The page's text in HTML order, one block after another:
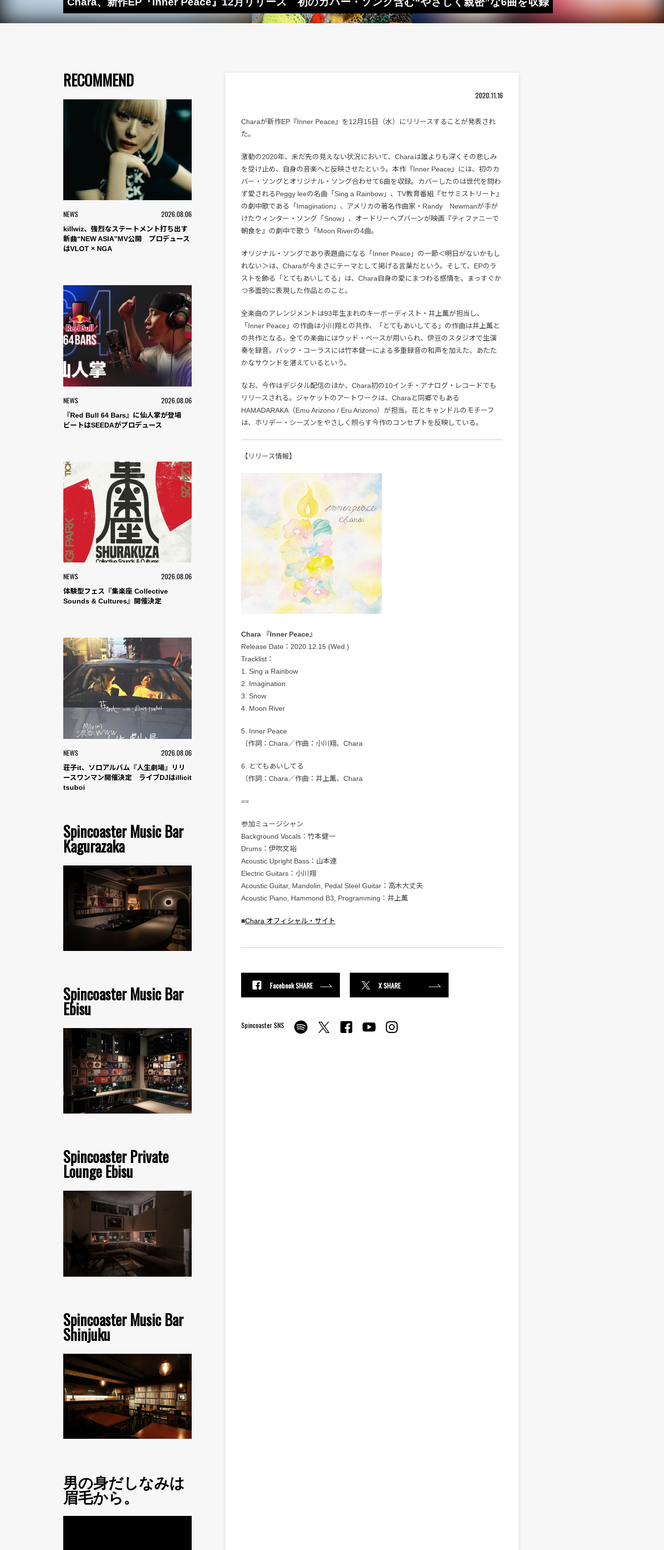
RECOMMEND
NEWS 2026.08.06
killwiz、強烈なステートメント打ち出す
新曲“NEW ASIA”MV公開 プロデュース
はVLOT × NGA
NEWS 2026.08.06
『Red Bull 64 Bars』に仙人掌が登場
ビートはSEEDAがプロデュース
NEWS 2026.08.06
体験型フェス『集楽座 Collective
Sounds & Cultures』開催決定
NEWS 2026.08.06
荘子it、ソロアルバム『人生劇場』リリ
ースワンマン開催決定 ライブDJはillicit
tsuboi
Spincoaster Music Bar
Kagurazaka
Spincoaster Music Bar
Ebisu
Spincoaster Private
Lounge Ebisu
Spincoaster Music Bar
Shinjuku
男の身だしなみは
眉毛から。
2020.11.16
Charaが新作EP『Inner Peace』を12月15日（水）にリリースすることが発表され
た。
激動の2020年、未だ先の見えない状況において、Charaは誰よりも深くその悲しみ
を受け止め、自身の音楽へと反映させたという。本作『Inner Peace』には、初のカ
バー・ソングとオリジナル・ソング合わせて6曲を収録。カバーしたのは世代を問わ
ず愛されるPeggy leeの名曲「Sing a Rainbow」、TV教育番組『セサミストリート』
の劇中歌である「Imagination」、アメリカの著名作曲家・Randy Newmanが手が
けたウィンター・ソング「Snow」、オードリーヘプバーンが映画『ティファニーで
朝食を』の劇中で歌う「Moon Riverの4曲。
オリジナル・ソングであり表題曲になる「Inner Peace」の一節＜明日がないかもし
れない＞は、Charaが今まさにテーマとして掲げる言葉だという。そして、EPのラ
ストを飾る「とてもあいしてる」は、Chara自身の愛にまつわる感情を、まっすぐか
つ多面的に表現した作品とのこと。
全楽曲のアレンジメントは93年生まれのキーボーディスト・井上薫が担当し、
「Inner Peace」の作曲は小川翔との共作、「とてもあいしてる」の作曲は井上薫と
の共作となる。全ての楽曲にはウッド・ベースが用いられ、伊豆のスタジオで生演
奏を録音。バック・コーラスには竹本健一による多重録音の和声を加えた、あたた
かなサウンドを湛えているという。
なお、今作はデジタル配信のほか、Chara初の10インチ・アナログ・レコードでも
リリースされる。ジャケットのアートワークは、Charaと同郷でもある
HAMADARAKA（Emu Arizono / Eru Arizono）が担当。花とキャンドルのモチーフ
は、ホリデー・シーズンをやさしく照らす今作のコンセプトを反映している。
【リリース情報】
Chara 『Inner Peace』
Release Date：2020.12.15 (Wed.)
Tracklist：
1. Sing a Rainbow
2. Imagination
3. Snow
4. Moon River
5. Inner Peace
（作詞：Chara／作曲：小川翔、Chara
6. とてもあいしてる
（作詞：Chara／作曲：井上薫、Chara
==
参加ミュージシャン
Background Vocals：竹本健一
Drums：伊吹文裕
Acoustic Upright Bass：山本連
Electric Guitars：小川翔
Acoustic Guitar, Mandolin, Pedal Steel Guitar：高木大丈夫
Acoustic Piano, Hammond B3, Programming：井上薫
■Chara オフィシャル・サイト
Facebook SHARE X SHARE
Spincoaster SNS